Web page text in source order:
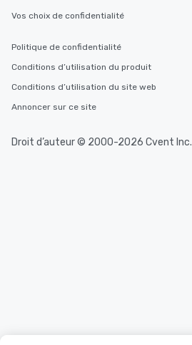
Vos choix de confidentialité
Politique de confidentialité
Conditions d’utilisation du produit
Conditions d’utilisation du site web
Annoncer sur ce site
Droit d’auteur © 2000-2026 Cvent Inc.